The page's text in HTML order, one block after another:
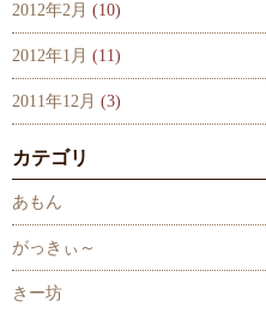
2012年2月 (10)
2012年1月 (11)
2011年12月 (3)
カテゴリ
あもん
がっきぃ～
きー坊